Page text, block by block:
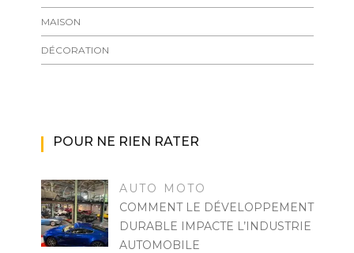
MAISON
DÉCORATION
POUR NE RIEN RATER
AUTO MOTO
COMMENT LE DÉVELOPPEMENT
DURABLE IMPACTE L’INDUSTRIE
AUTOMOBILE